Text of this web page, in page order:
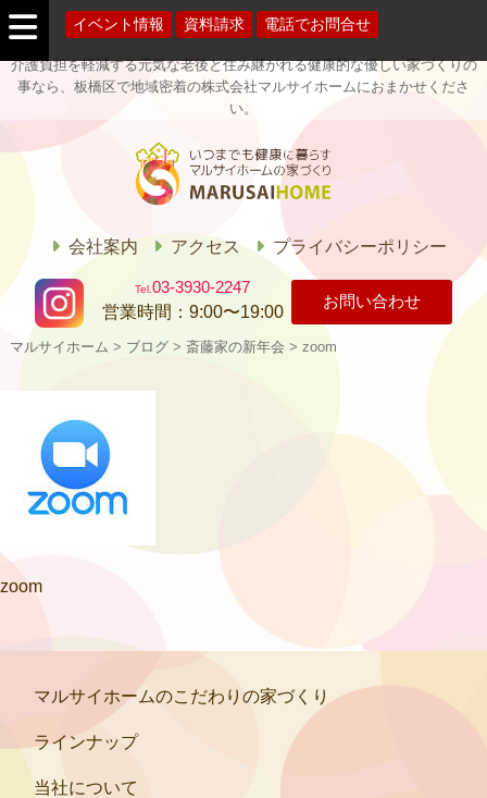
介護負担を軽減する元気な老後と住み継がれる健康的な優しい家づくりの
事なら、板橋区で地域密着の株式会社マルサイホームにおまかせくださ
い。
マルサイホー
会社案内 アクセス プライバシーポリシー
03-3930-2247
営業時間： 9:00〜19:00
お問い合わせ
イベント情報 資料請求 電話でお問合せ
マルサイホーム > ブログ> 斎藤家の新年会 > zoom
zoom
マルサイホームのこだわりの家づくり
ラインナップ
当社について